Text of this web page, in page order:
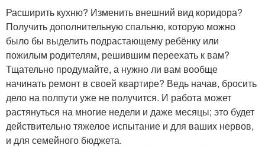
Расширить кухню? Изменить внешний вид коридора?
Получить дополнительную спальню, которую можно
было бы выделить подрастающему ребёнку или
пожилым родителям, решившим переехать к вам?
Тщательно продумайте, а нужно ли вам вообще
начинать ремонт в своей квартире? Ведь начав, бросить
дело на полпути уже не получится. И работа может
растянуться на многие недели и даже месяцы; это будет
действительно тяжелое испытание и для ваших нервов,
и для семейного бюджета.